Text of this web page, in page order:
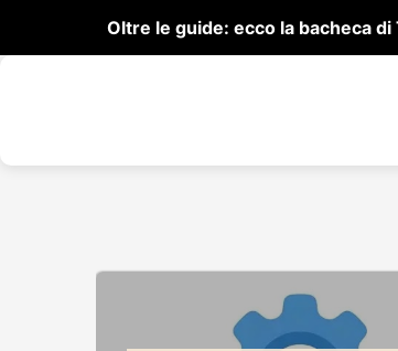
Oltre le guide: ecco la bacheca